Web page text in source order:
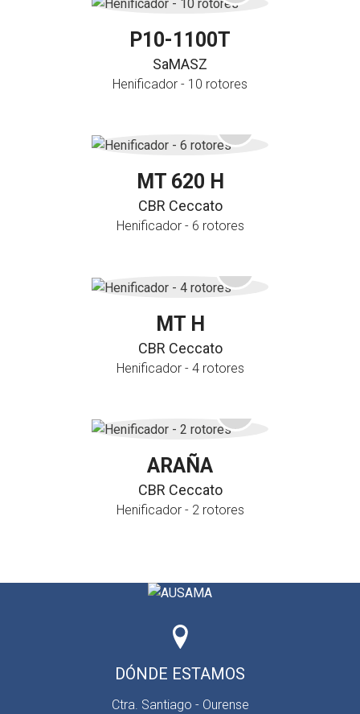
P10-1100T
SaMASZ
Henificador - 10 rotores
MT 620 H
CBR Ceccato
Henificador - 6 rotores
MT H
CBR Ceccato
Henificador - 4 rotores
ARAÑA
CBR Ceccato
Henificador - 2 rotores
DÓNDE ESTAMOS
Ctra. Santiago - Ourense